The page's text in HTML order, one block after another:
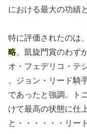
における最大の功績
特に評価されたのは、
略。凱旋門賞のわず
オ・フェデリコ・テ
。ジョン・リード騎
であったと強調。ト
けて最高の状態に仕
と・・・・・・リー